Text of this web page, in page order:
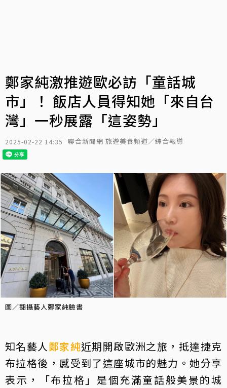
鄭家純激推遊歐必訪「童話城
市」！ 飯店人員得知她「來自台
灣」一秒展露「這姿勢」
2025-02-22 14:35 聯合新聞網 旅遊美食頻道／綜合報導
圖／翻攝藝人鄭家純臉書
知名藝人 鄭家純近期開啟歐洲之旅，抵達捷克
布拉格後，感受到了這座城市的魅力。她分享
表示，「布拉格」是個充滿童話般美景的城